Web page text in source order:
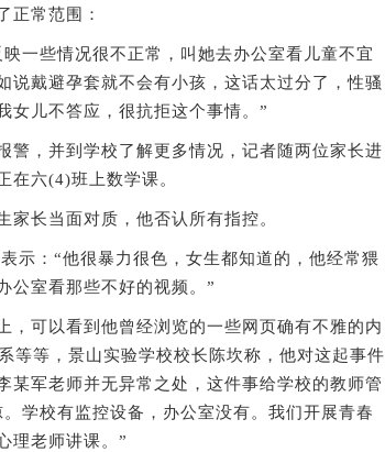
正常范围：
些情况很不正常，叫她去办公室看儿童不宜
说戴避孕套就不会有小孩，这话太过分了，性骚
女儿不答应，很抗拒这个事情。”
，并到学校了解更多情况，记者随两位家长进
在六(4)班上数学课。
长当面对质，他否认所有指控。
：“他很暴力很色，女生都知道的，他经常猥
公室看那些不好的视频。”
可以看到他曾经浏览的一些网页确有不雅的内
等等，景山实验学校校长陈坎称，他对这起事件
某军老师并无异常之处，这件事给学校的教师管
学校有监控设备，办公室没有。我们开展青春
理老师讲课。”